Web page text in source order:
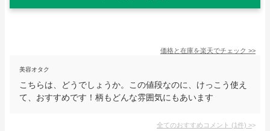
価格と在庫を楽天でチェック >>
美容オタク
こちらは、どうでしょうか。この値段なのに、けっこう使え
て、おすすめです！柄もどんな雰囲気にもあいます
全てのおすすめコメント (1件) >